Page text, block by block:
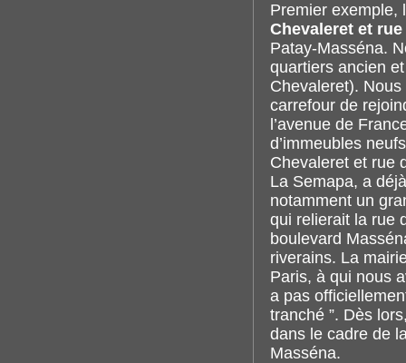
Premier exemple,
Chevaleret et
Patay-Masséna.
quartiers ancien
Chevaleret).
carrefour de
l’avenue de
d’immeubles
Chevaleret et rue
La Semapa, a
notamment un
qui relierait la rue
boulevard
riverains. La
Paris, à qui nous
a pas
tranché ”. Dès
dans le cadre de
Masséna.